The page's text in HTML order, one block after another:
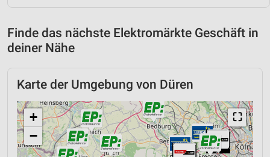
Finde das nächste Elektromärkte Geschäft in
deiner Nähe
Karte der Umgebung von Düren
⛶
+
−